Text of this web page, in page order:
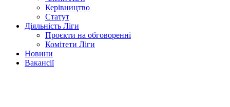
Керівництво
Статут
Діяльність Ліги
Проєкти на обговоренні
Комітети Ліги
Новини
Вакансії